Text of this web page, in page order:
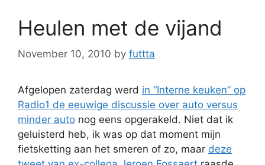
Heulen met de vijand
November 10, 2010 by futtta
Afgelopen zaterdag werd in “Interne keuken” op
Radio1 de eeuwige discussie over auto versus
minder auto nog eens opgerakeld. Niet dat ik
geluisterd heb, ik was op dat moment mijn
fietsketting aan het smeren of zo, maar deze